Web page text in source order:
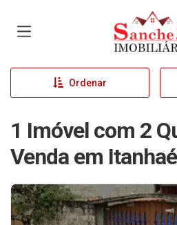
Página
Ordenar
1 Imóvel com 2
Venda em